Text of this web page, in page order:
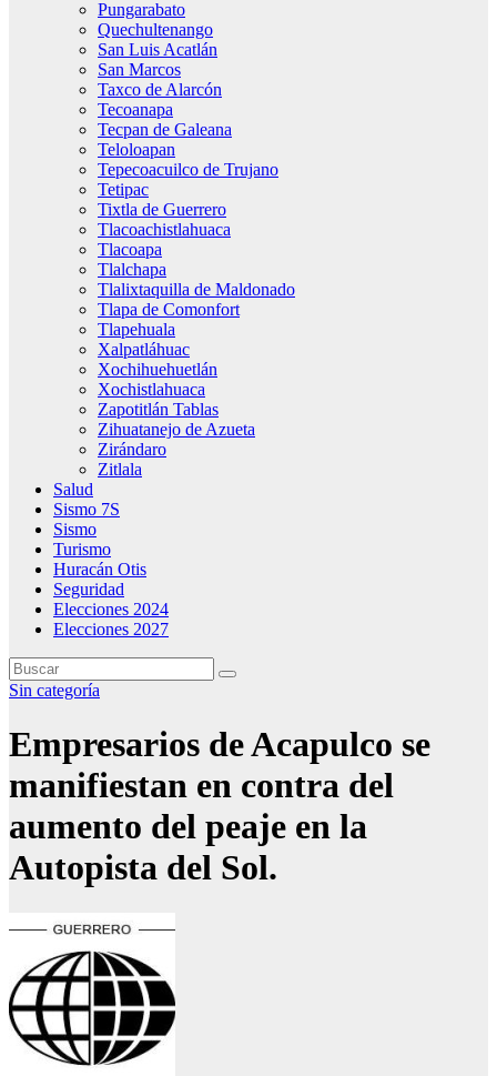
Pungarabato
Quechultenango
San Luis Acatlán
San Marcos
Taxco de Alarcón
Tecoanapa
Tecpan de Galeana
Teloloapan
Tepecoacuilco de Trujano
Tetipac
Tixtla de Guerrero
Tlacoachistlahuaca
Tlacoapa
Tlalchapa
Tlalixtaquilla de Maldonado
Tlapa de Comonfort
Tlapehuala
Xalpatláhuac
Xochihuehuetlán
Xochistlahuaca
Zapotitlán Tablas
Zihuatanejo de Azueta
Zirándaro
Zitlala
Salud
Sismo 7S
Sismo
Turismo
Huracán Otis
Seguridad
Elecciones 2024
Elecciones 2027
Sin categoría
Empresarios de Acapulco se
manifiestan en contra del
aumento del peaje en la
Autopista del Sol.